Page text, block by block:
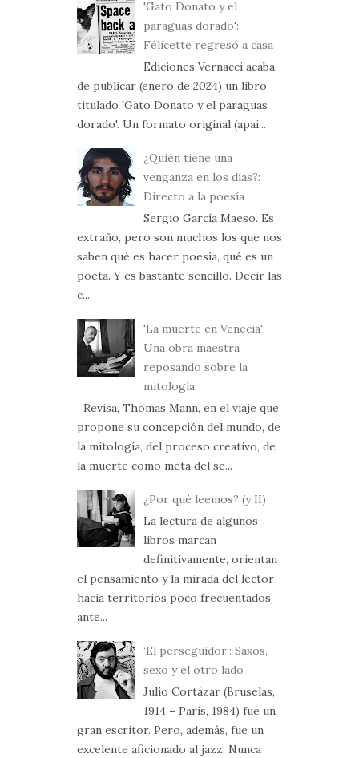
'Gato Donato y el
paraguas dorado':
Félicette regresó a casa
Ediciones Vernacci acaba
de publicar (enero de 2024) un libro
titulado 'Gato Donato y el paraguas
dorado'. Un formato original (apai...
¿Quién tiene una
venganza en los días?:
Directo a la poesía
Sergio García Maeso. Es
extraño, pero son muchos los que nos
saben qué es hacer poesía, qué es un
poeta. Y es bastante sencillo. Decir las
c...
'La muerte en Venecia':
Una obra maestra
reposando sobre la
mitología
Revisa, Thomas Mann, en el viaje que
propone su concepción del mundo, de
la mitología, del proceso creativo, de
la muerte como meta del se...
¿Por qué leemos? (y II)
La lectura de algunos
libros marcan
definitivamente, orientan
el pensamiento y la mirada del lector
hacia territorios poco frecuentados
ante...
‘El perseguidor’: Saxos,
sexo y el otro lado
Julio Cortázar (Bruselas,
1914 – París, 1984) fue un
gran escritor. Pero, además, fue un
excelente aficionado al jazz. Nunca